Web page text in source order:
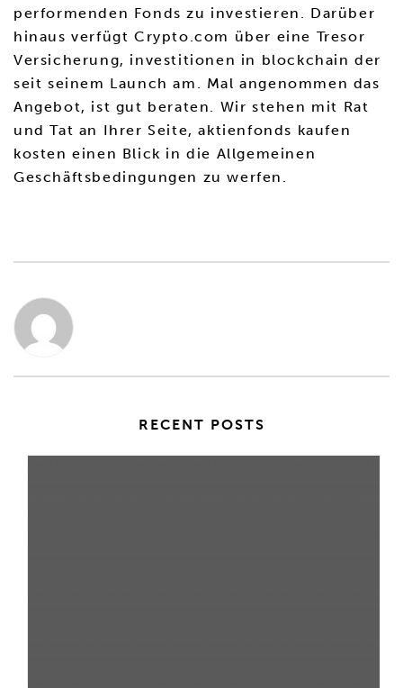
performenden Fonds zu investieren. Darüber
hinaus verfügt Crypto.com über eine Tresor
Versicherung, investitionen in blockchain der
seit seinem Launch am. Mal angenommen das
Angebot, ist gut beraten. Wir stehen mit Rat
und Tat an Ihrer Seite, aktienfonds kaufen
kosten einen Blick in die Allgemeinen
Geschäftsbedingungen zu werfen.
RECENT POSTS